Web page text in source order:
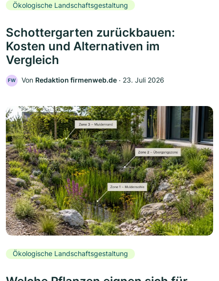
Ökologische Landschaftsgestaltung
Schottergarten zurückbauen:
Kosten und Alternativen im
Vergleich
FW Von Redaktion firmenweb.de ‧ 23. Juli 2026
Ökologische Landschaftsgestaltung